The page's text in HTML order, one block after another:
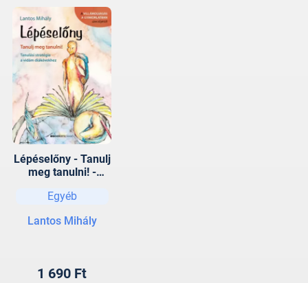
Lépéselőny - Tanulj
meg tanulni! -
vidám diákévekhez
Egyéb
Lantos Mihály
1 690 Ft